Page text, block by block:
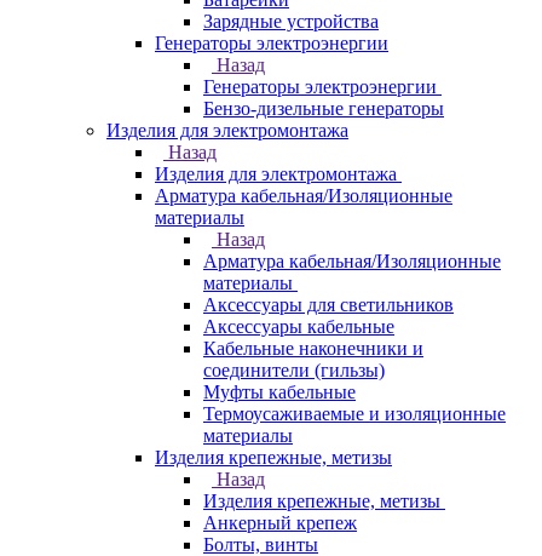
Зарядные устройства
Генераторы электроэнергии
Назад
Генераторы электроэнергии
Бензо-дизельные генераторы
Изделия для электромонтажа
Назад
Изделия для электромонтажа
Арматура кабельная/Изоляционные
материалы
Назад
Арматура кабельная/Изоляционные
материалы
Аксессуары для светильников
Аксессуары кабельные
Кабельные наконечники и
соединители (гильзы)
Муфты кабельные
Термоусаживаемые и изоляционные
материалы
Изделия крепежные, метизы
Назад
Изделия крепежные, метизы
Анкерный крепеж
Болты, винты